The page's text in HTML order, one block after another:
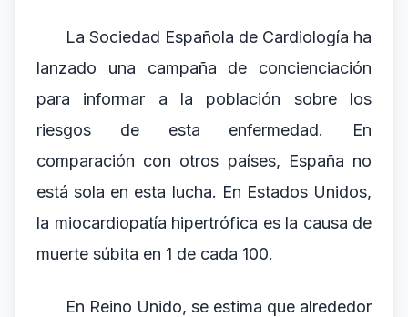
La Sociedad Española de Cardiología ha
lanzado una campaña de concienciación
para informar a la población sobre los
riesgos de esta enfermedad. En
comparación con otros países, España no
está sola en esta lucha. En Estados Unidos,
la miocardiopatía hipertrófica es la causa de
muerte súbita en 1 de cada 100.
En Reino Unido, se estima que alrededor